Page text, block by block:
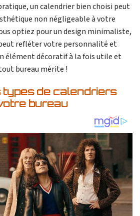
un calendrier bien choisi peut
non négligeable à votre
optiez pour un design minimaliste,
refléter votre personnalité et
élément décoratif à la fois utile et
bureau mérite !
de calendriers
bureau